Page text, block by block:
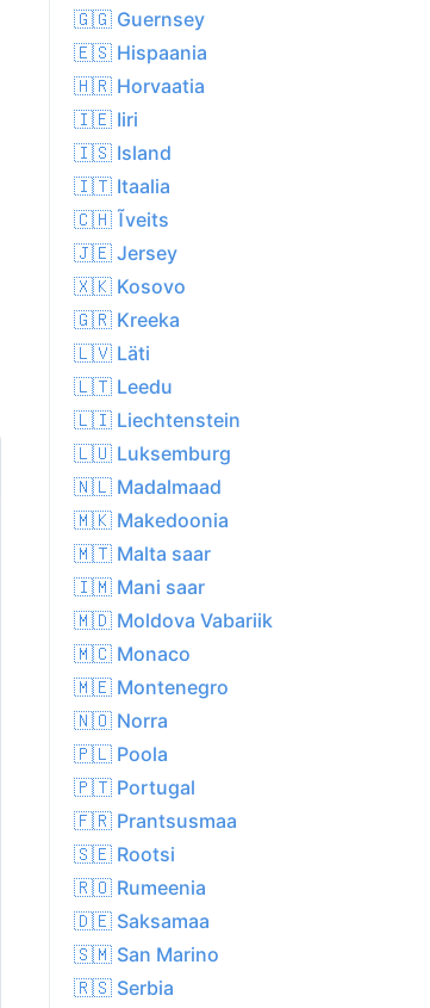
T 11. aug
Sunny
21.6°C
19.0°C
17.2°C
68%
32.8 kph
0.0 mm
🇬🇬 Guernsey
🇪🇸 Hispaania
🇭🇷 Horvaatia
🇮🇪 Iiri
🇮🇸 Island
🇮🇹 Itaalia
🇨🇭 Ĩveits
🇯🇪 Jersey
🇽🇰 Kosovo
🇬🇷 Kreeka
🇱🇻 Läti
🇱🇹 Leedu
🇱🇮 Liechtenstein
🇱🇺 Luksemburg
🇳🇱 Madalmaad
🇲🇰 Makedoonia
🇲🇹 Malta saar
🇮🇲 Mani saar
🇲🇩 Moldova Vabariik
🇲🇨 Monaco
🇲🇪 Montenegro
🇳🇴 Norra
🇵🇱 Poola
🇵🇹 Portugal
🇫🇷 Prantsusmaa
🇸🇪 Rootsi
🇷🇴 Rumeenia
🇩🇪 Saksamaa
🇸🇲 San Marino
🇷🇸 Serbia